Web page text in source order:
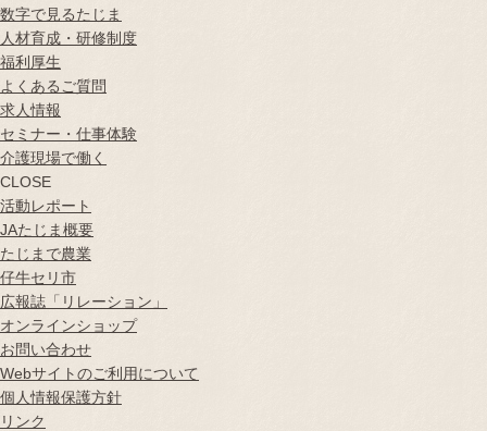
数字で見るたじま
人材育成・研修制度
福利厚生
よくあるご質問
求人情報
セミナー・仕事体験
介護現場で働く
CLOSE
活動レポート
JAたじま概要
たじまで農業
仔牛セリ市
広報誌 「リレーション」
オンラインショップ
お問い合わせ
Webサイトのご利用について
個人情報保護方針
リンク